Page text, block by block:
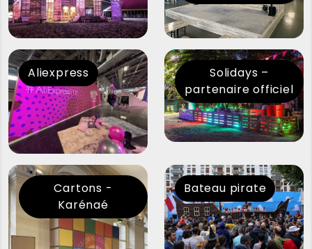
Aliexpress
Solidays –
partenaire officiel
Cartons -
Karénaé
Bateau pirate